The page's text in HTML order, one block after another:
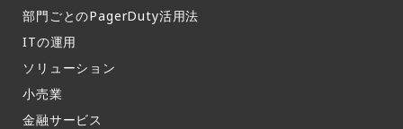
るストリームに参加してください。
部門ごとのPagerDuty活用法​
ITの運用​
ソリューション
小売業
金融サービス